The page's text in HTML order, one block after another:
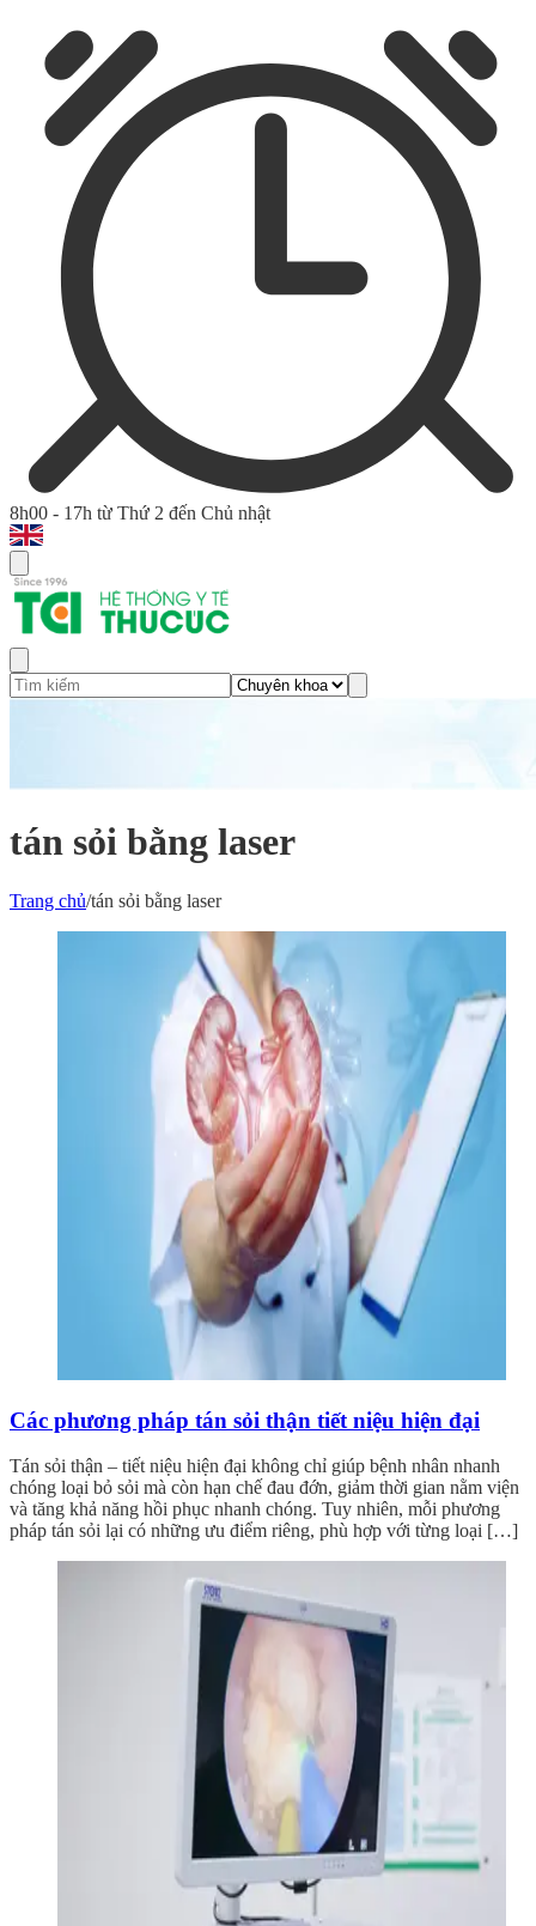
8h00 - 17h từ Thứ 2 đến Chủ nhật
tán sỏi bằng laser
Trang chủ/tán sỏi bằng laser
Các phương pháp tán sỏi thận tiết niệu hiện đại
Tán sỏi thận – tiết niệu hiện đại không chỉ giúp bệnh nhân nhanh
chóng loại bỏ sỏi mà còn hạn chế đau đớn, giảm thời gian nằm viện
và tăng khả năng hồi phục nhanh chóng. Tuy nhiên, mỗi phương
pháp tán sỏi lại có những ưu điểm riêng, phù hợp với từng loại […]